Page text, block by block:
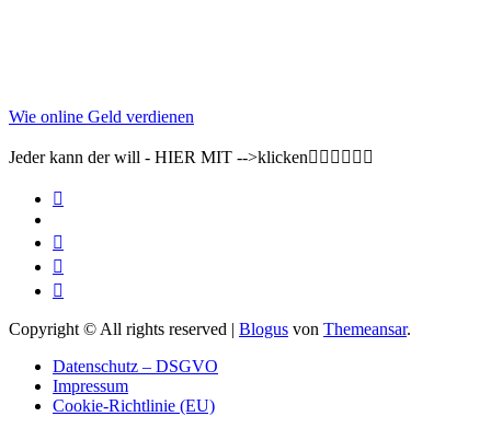
Wie online Geld verdienen
Jeder kann der will - HIER MIT -->klicken👇🏽👇🏽👇🏽
Copyright © All rights reserved | Blogus von Themeansar.
Datenschutz – DSGVO
Impressum
Cookie-Richtlinie (EU)